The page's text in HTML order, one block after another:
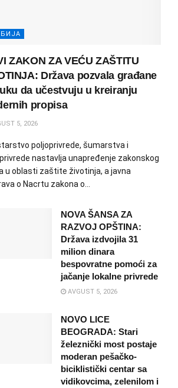
ZAKON ZA VEĆU ZAŠTITU
Država pozvala građane
da učestvuju u kreiranju
propisa
5, 2026
poljoprivrede, šumarstva i
nastavlja unapređenje zakonskog
u oblasti zaštite životinja, a javna
o Nacrtu zakona o...
NOVA ŠANSA ZA
RAZVOJ OPŠTINA:
Država izdvojila 31
milion dinara
bespovratne pomoći za
jačanje lokalne privrede
AVGUST 5, 2026
NOVO LICE
BEOGRADA: Stari
železnički most postaje
moderan pešačko-
biciklistički centar sa
vidikovcima, zelenilom i